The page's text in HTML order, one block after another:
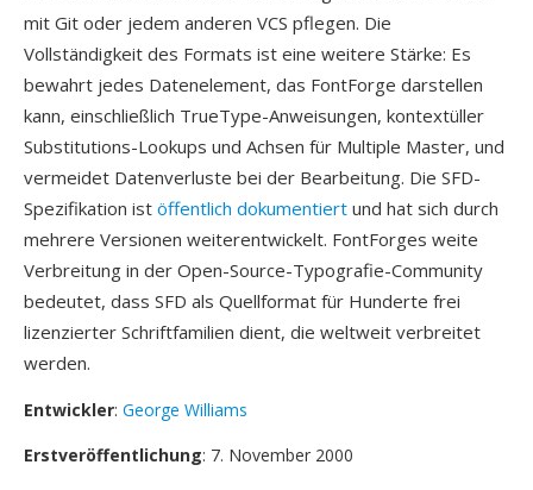
mit Git oder jedem anderen VCS pflegen. Die
Vollständigkeit des Formats ist eine weitere Stärke: Es
bewahrt jedes Datenelement, das FontForge darstellen
kann, einschließlich TrueType-Anweisungen, kontextüller
Substitutions-Lookups und Achsen für Multiple Master, und
vermeidet Datenverluste bei der Bearbeitung. Die SFD-
Spezifikation ist öffentlich dokumentiert und hat sich durch
mehrere Versionen weiterentwickelt. FontForges weite
Verbreitung in der Open-Source-Typografie-Community
bedeutet, dass SFD als Quellformat für Hunderte frei
lizenzierter Schriftfamilien dient, die weltweit verbreitet
werden.
Entwickler: George Williams
Erstveröffentlichung: 7. November 2000